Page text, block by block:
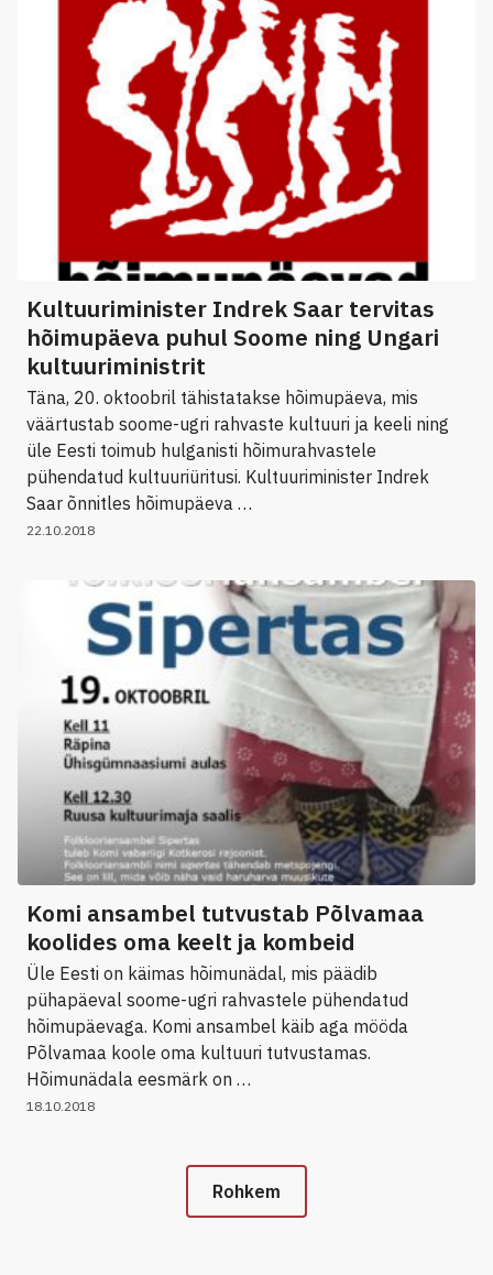
Kultuuriminister Indrek Saar tervitas
hõimupäeva puhul Soome ning Ungari
kultuuriministrit
Täna, 20. oktoobril tähistatakse hõimupäeva, mis
väärtustab soome-ugri rahvaste kultuuri ja keeli ning
üle Eesti toimub hulganisti hõimurahvastele
pühendatud kultuuriüritusi. Kultuuriminister Indrek
Saar õnnitles hõimupäeva …
22.10.2018
Komi ansambel tutvustab Põlvamaa
koolides oma keelt ja kombeid
Üle Eesti on käimas hõimunädal, mis päädib
pühapäeval soome-ugri rahvastele pühendatud
hõimupäevaga. Komi ansambel käib aga mööda
Põlvamaa koole oma kultuuri tutvustamas.
Hõimunädala eesmärk on …
18.10.2018
Rohkem